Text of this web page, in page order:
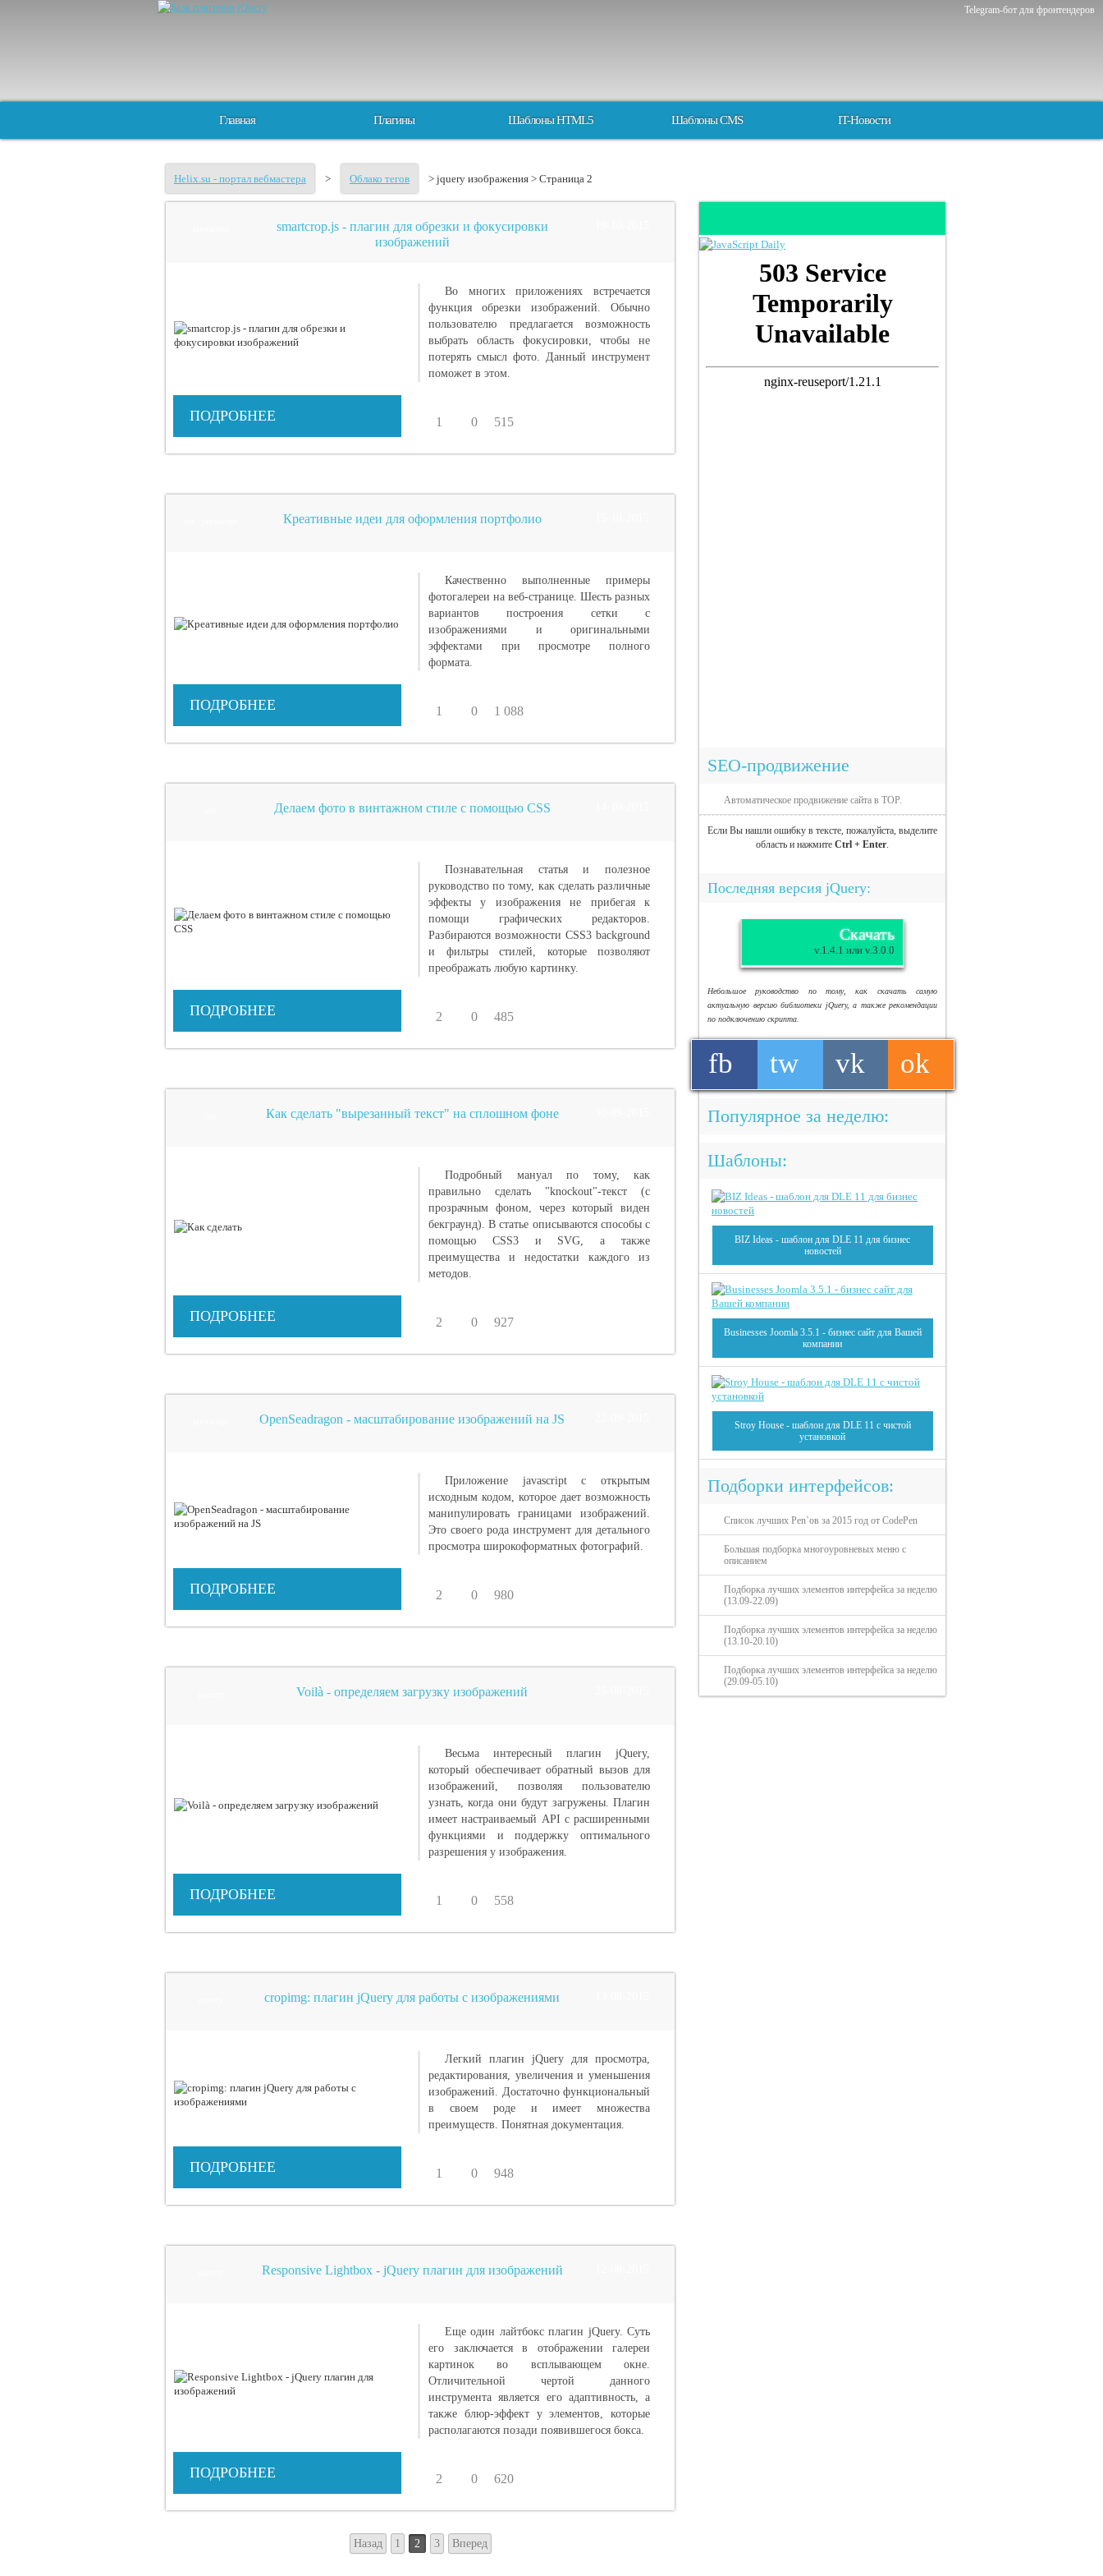
Telegram-бот для фронтендеров
Главная Плагины Шаблоны HTML5 Шаблоны CMS IT-Новости
Helix.su - портал вебмастера > Облако тегов > jquery изображения > Страница 2
smartcrop.js - плагин для обрезки и фокусировки
изображений
Во многих приложениях встречается
функция обрезки изображений. Обычно
пользователю предлагается возможность
выбрать область фокусировки, чтобы не
потерять смысл фото. Данный инструмент
поможет в этом.
ПОДРОБНЕЕ 1 0 515
Креативные идеи для оформления портфолио
Качественно выполненные примеры
фотогалереи на веб-странице. Шесть разных
вариантов построения сетки с
изображениями и оригинальными
эффектами при просмотре полного
формата.
ПОДРОБНЕЕ 1 0 1 088
Делаем фото в винтажном стиле с помощью CSS
Познавательная статья и полезное
руководство по тому, как сделать различные
эффекты у изображения не прибегая к
помощи графических редакторов.
Разбираются возможности CSS3 background
и фильтры стилей, которые позволяют
преображать любую картинку.
ПОДРОБНЕЕ 2 0 485
Как сделать "вырезанный текст" на сплошном фоне
Подробный мануал по тому, как
правильно сделать "knockout"-текст (с
прозрачным фоном, через который виден
бекграунд). В статье описываются способы с
помощью CSS3 и SVG, а также
преимущества и недостатки каждого из
методов.
ПОДРОБНЕЕ 2 0 927
OpenSeadragon - масштабирование изображений на JS
Приложение javascript с открытым
исходным кодом, которое дает возможность
манипулировать границами изображений.
Это своего рода инструмент для детального
просмотра широкоформатных фотографий.
ПОДРОБНЕЕ 2 0 980
Voilà - определяем загрузку изображений
Весьма интересный плагин jQuery,
который обеспечивает обратный вызов для
изображений, позволяя пользователю
узнать, когда они будут загружены. Плагин
имеет настраиваемый API с расширенными
функциями и поддержку оптимального
разрешения у изображения.
ПОДРОБНЕЕ 1 0 558
cropimg: плагин jQuery для работы с изображениями
Легкий плагин jQuery для просмотра,
редактирования, увеличения и уменьшения
изображений. Достаточно функциональный
в своем роде и имеет множества
преимуществ. Понятная документация.
ПОДРОБНЕЕ 1 0 948
Responsive Lightbox - jQuery плагин для изображений
Еще один лайтбокс плагин jQuery. Суть
его заключается в отображении галереи
картинок во всплывающем окне.
Отличительной чертой данного
инструмента является его адаптивность, а
также блюр-эффект у элементов, которые
располагаются позади появившегося бокса.
ПОДРОБНЕЕ 2 0 620
Назад 1 2 3 Вперед
SEO-продвижение
Автоматическое продвижение сайта в TOP.
Если Вы нашли ошибку в тексте, пожалуйста, выделите
область и нажмите Ctrl + Enter.
Последняя версия jQuery:
Скачать
v.1.4.1 или v.3.0.0
Небольшое руководство по тому, как скачать самую
актуальную версию библиотеки jQuery, а также рекомендации
по подключению скрипта.
fb tw vk ok
Популярное за неделю:
Шаблоны:
BIZ Ideas - шаблон для DLE 11 для бизнес
новостей
Businesses Joomla 3.5.1 - бизнес сайт для Вашей
компании
Stroy House - шаблон для DLE 11 с чистой
установкой
Подборки интерфейсов:
Список лучших Pen`ов за 2015 год от CodePen
Большая подборка многоуровневых меню с
описанием
Подборка лучших элементов интерфейса за неделю
(13.09-22.09)
Подборка лучших элементов интерфейса за неделю
(13.10-20.10)
Подборка лучших элементов интерфейса за неделю
(29.09-05.10)